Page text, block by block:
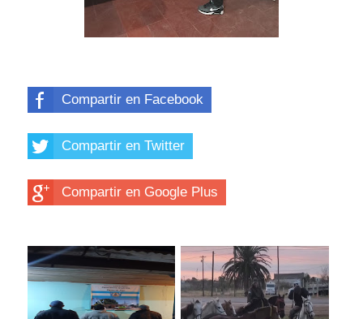
Compartir en Facebook
Compartir en Twitter
Compartir en Google Plus